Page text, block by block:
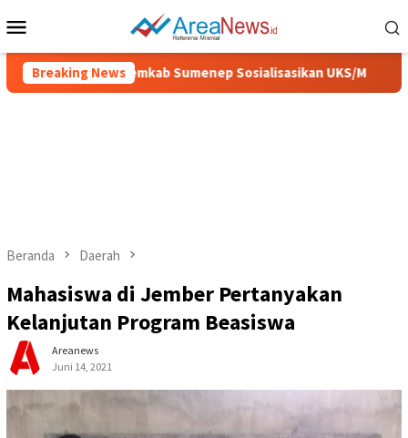
ke
Mobile
Breaking News
Sehat, Pemkab Sumenep Sosialisasikan UKS/M
Beranda Daerah
Mahasiswa di Jember Pertanyakan
Kelanjutan Program Beasiswa
Areanews
Juni 14, 2021